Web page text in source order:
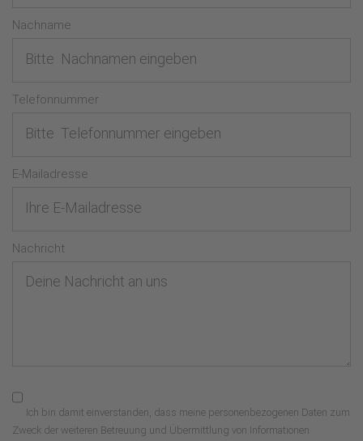
Nachname
Telefonnummer
E-Mailadresse
Nachricht
Ich bin damit einverstanden, dass meine personenbezogenen Daten zum
Zweck der weiteren Betreuung und Übermittlung von Informationen